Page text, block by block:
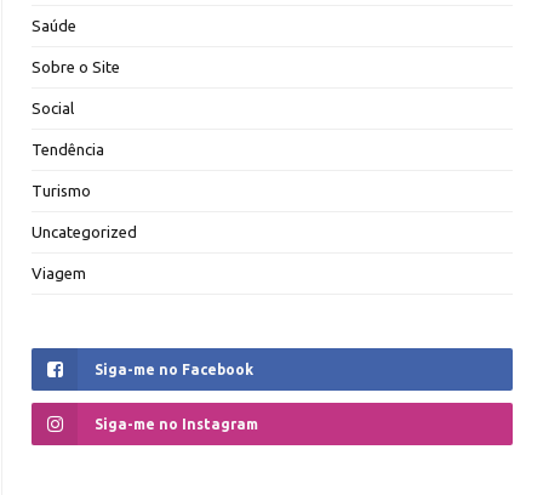
Saúde
Sobre o Site
Social
Tendência
Turismo
Uncategorized
Viagem
Siga-me no Facebook
Siga-me no Instagram